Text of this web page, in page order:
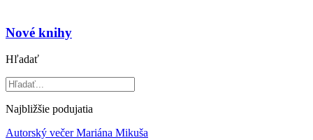
Nové knihy
Hľadať
Najbližšie podujatia
Autorský večer Mariána Mikuša